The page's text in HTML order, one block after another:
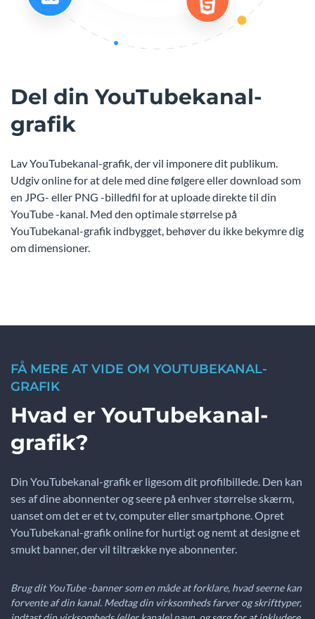
Del din YouTubekanal-
grafik
Lav YouTubekanal-grafik, der vil imponere dit publikum.
Udgiv online for at dele med dine følgere eller download som
en JPG- eller PNG -billedfil for at uploade direkte til din
YouTube -kanal. Med den optimale størrelse på
YouTubekanal-grafik indbygget, behøver du ikke bekymre dig
om dimensioner.
FÅ MERE AT VIDE OM YOUTUBEKANAL-
GRAFIK
Hvad er YouTubekanal-
grafik?
Din YouTubekanal-grafik er ligesom dit profilbillede. Den kan
ses af dine abonnenter og seere på enhver størrelse skærm,
uanset om det er et tv, computer eller smartphone. Opret
YouTubekanal-grafik online for hurtigt og nemt at designe et
smukt banner, der vil tiltrække nye abonnenter.
Brug dit YouTube -banner som en måde at forklare, hvad seerne kan
forvente af din kanal. Medtag din virksomheds farver og skrifttyper,